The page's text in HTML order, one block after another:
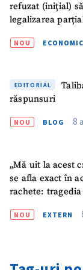
refuzat (inițial)
legalizarea
NOU ECONOMIC
EDITORIAL
răspunsuri
NOU BLOG 8
„Mă uit la acest
se afla exact în
rachete:
NOU EXTERN